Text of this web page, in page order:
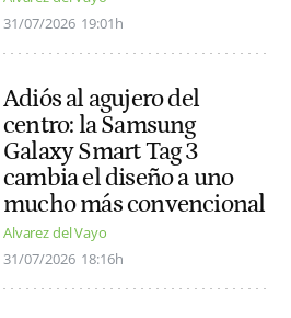
31/07/2026 19:01h
Adiós al agujero del
centro: la Samsung
Galaxy Smart Tag 3
cambia el diseño a uno
mucho más convencional
Alvarez del Vayo
31/07/2026 18:16h